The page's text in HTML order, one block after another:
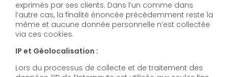
exprimés par ses clients. Dans l’un comme dans
l’autre cas, la finalité énoncée précédemment reste la
même et aucune donnée personnelle n’est collectée
via ces cookies.
IP et Géolocalisation :
Lors du processus de collecte et de traitement des